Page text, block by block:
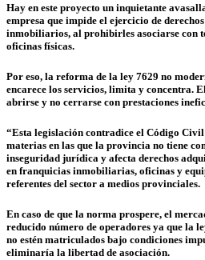
Hay en este proyecto un inquietante
empresa que impide el ejercicio de
inmobiliarios, al prohibirles asociarse con
oficinas físicas.
Por eso, la reforma de la ley 7629 no
encarece los servicios, limita y concentra.
abrirse y no cerrarse con prestaciones
“Esta legislación contradice el Código
materias en las que la provincia no tiene
inseguridad jurídica y afecta derechos
en franquicias inmobiliarias, oficinas y
referentes del sector a medios provinciales.
En caso de que la norma prospere, el
reducido número de operadores ya que la
no estén matriculados bajo condiciones
eliminaría la libertad de asociación.